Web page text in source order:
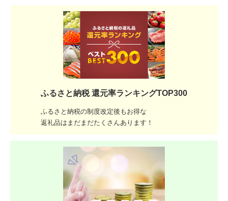
ふるさと納税 還元率ランキングTOP300
ふるさと納税の制度改定後もお得な
返礼品はまだまだたくさんあります！